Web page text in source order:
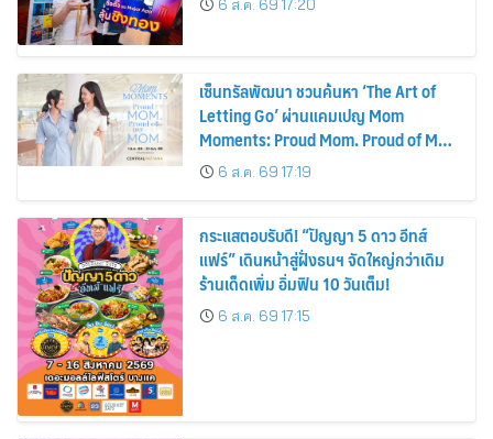
6 ส.ค. 69 17:20
เซ็นทรัลพัฒนา ชวนค้นหา ‘The Art of
Letting Go’ ผ่านแคมเปญ Mom
Moments: Proud Mom. Proud of My
Mom.6 ส.ค. 69 17:19
กระแสตอบรับดี! “ปัญญา 5 ดาว อีทส์
แฟร์” เดินหน้าสู่ฝั่งธนฯ จัดใหญ่กว่าเดิม
ร้านเด็ดเพิ่ม อิ่มฟิน 10 วันเต็ม!
6 ส.ค. 69 17:15